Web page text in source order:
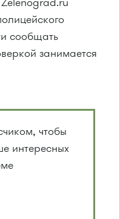
сообщать
занимается
чтобы
интересных